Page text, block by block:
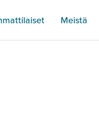
Meistä